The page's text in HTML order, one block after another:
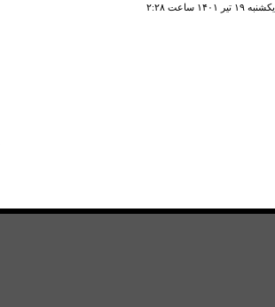
يكشنبه ۱۹ تير ۱۴۰۱ ساعت ۲:۲۸